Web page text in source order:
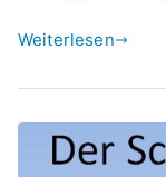
Weiterlesen